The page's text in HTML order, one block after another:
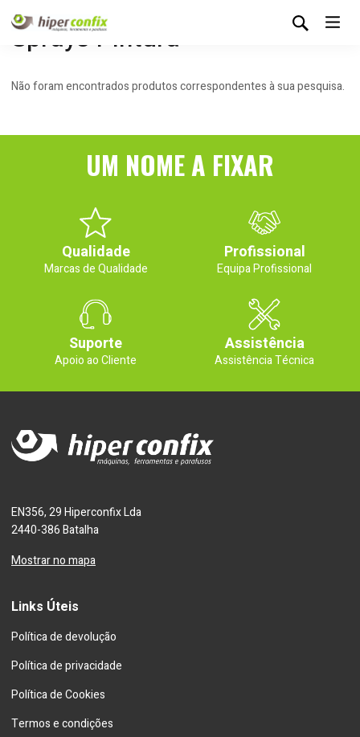
Sprays Pintura
Não foram encontrados produtos correspondentes à sua pesquisa.
UM NOME A FIXAR
Qualidade
Marcas de Qualidade
Profissional
Equipa Profissional
Suporte
Apoio ao Cliente
Assistência
Assistência Técnica
EN356, 29 Hiperconfix Lda
2440-386 Batalha
Mostrar no mapa
Links Úteis
Política de devolução
Política de privacidade
Política de Cookies
Termos e condições